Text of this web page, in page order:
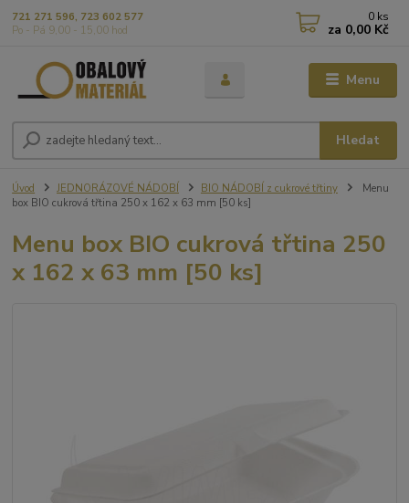
Menu
Hledat
721 271 596, 723 602 577
Po - Pá 9,00 - 15,00 hod
0 ks
za 0,00 Kč
Úvod JEDNORÁZOVÉ NÁDOBÍ BIO NÁDOBÍ z cukrové třtiny
Menu
box BIO cukrová třtina 250 x 162 x 63 mm [50 ks]
Menu box BIO cukrová třtina 250
x 162 x 63 mm [50 ks]